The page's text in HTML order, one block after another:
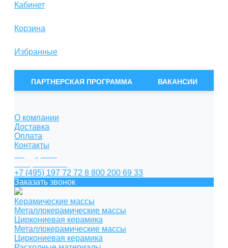
Кабинет
Корзина
Избранные
ПАРТНЕРСКАЯ ПРОГРАММА ВАКАНСИИ
О компании
Доставка
Оплата
Контакты
+7 (495) 197 72 72 8 800 200 69 33
Заказать звонок
Керамические массы
Металлокерамические массы
Циркониевая керамика
Металлокерамические массы
Циркониевая керамика